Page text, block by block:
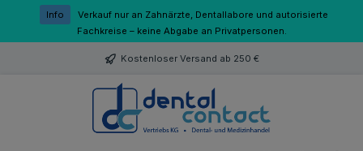
Zum Hauptinhalt springen
Info
Verkauf nur an Zahnärzte, Dentallabore und autorisierte
Fachkreise – keine Abgabe an Privatpersonen.
Kostenloser Versand ab 250 €